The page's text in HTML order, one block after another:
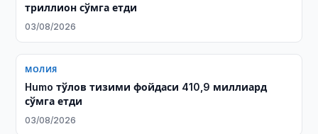
триллион сўмга етди
03/08/2026
МОЛИЯ
Humo тўлов тизими фойдаси 410,9 миллиард
сўмга етди
03/08/2026